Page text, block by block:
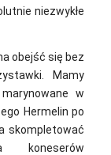
niezwykłe
obejść się bez
Mamy
w
Hermelin po
skompletować